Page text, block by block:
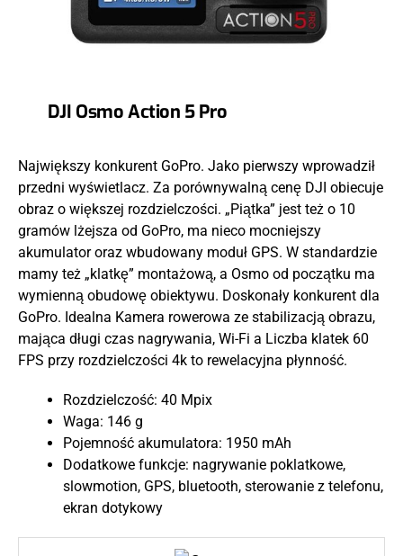
DJI Osmo Action 5 Pro
Największy konkurent GoPro. Jako pierwszy wprowadził
przedni wyświetlacz. Za porównywalną cenę DJI obiecuje
obraz o większej rozdzielczości. „Piątka” jest też o 10
gramów lżejsza od GoPro, ma nieco mocniejszy
akumulator oraz wbudowany moduł GPS. W standardzie
mamy też „klatkę” montażową, a Osmo od początku ma
wymienną obudowę obiektywu. Doskonały konkurent dla
GoPro. Idealna Kamera rowerowa ze stabilizacją obrazu,
mająca długi czas nagrywania, Wi-Fi a Liczba klatek 60
FPS przy rozdzielczości 4k to rewelacyjna płynność.
Rozdzielczość: 40 Mpix
Waga: 146 g
Pojemność akumulatora: 1950 mAh
Dodatkowe funkcje: nagrywanie poklatkowe,
slowmotion, GPS, bluetooth, sterowanie z telefonu,
ekran dotykowy